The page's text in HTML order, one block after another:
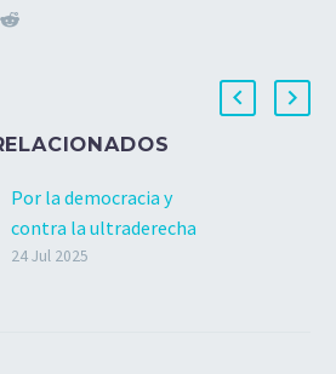
Por la democracia y
contra la ultraderecha
El Grupo de Puebla
24 Jul 2025